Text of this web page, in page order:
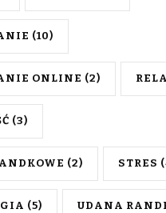
(10)
ONLINE (2)
(3)
(2) STRES
(5) UDANA